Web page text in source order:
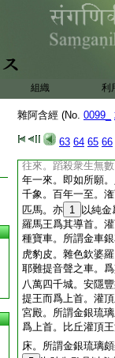
組織 利
雜阿含經 (No. 0099_
63 64 65 66
世。七劫壞時生光
世。空宮殿中作大
世界。從是 15 已
百千反。作轉輪聖
寶主藏臣寶主兵臣
於四海内。其地平
以法調伏。灌頂王
皆以衆寶莊嚴。而
立寶幢。布薩象王
往來。蹈殺衆生無
年一來。即如所願
千象。百年一至。
匹馬。亦 1
以純
羅馬王爲其導首。
種寶車。所謂金車
虎豹皮。雜色欽婆
耶難提音聲之車。
八萬四千城。安隱
提王而爲上首。灌
宮殿。所謂金銀琉
爲上首。比丘灌頂
床。所謂金銀琉璃